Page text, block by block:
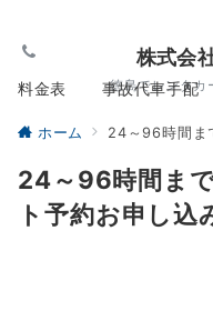
株式会
徳島でレンタカ
料金表 事故代車手配
ホーム 24～96時間までの
24～96時間ま
ト予約お申し込